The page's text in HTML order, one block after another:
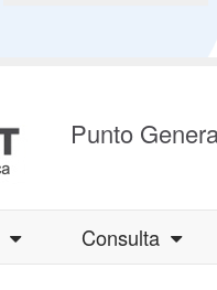
Punto
Consulta